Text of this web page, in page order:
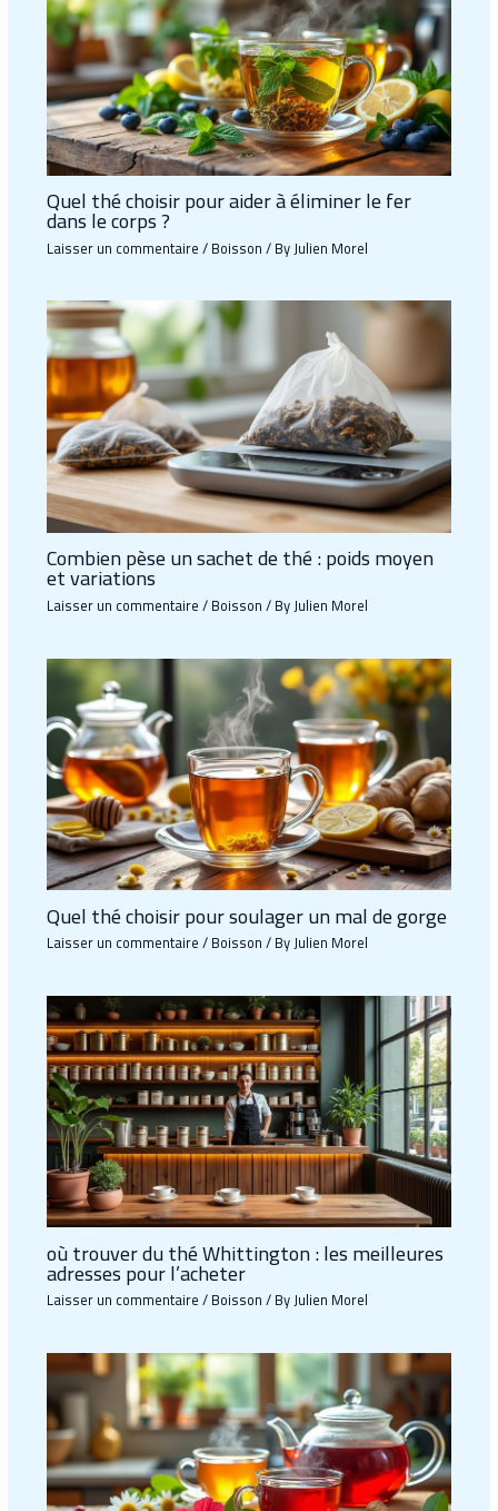
Quel thé choisir pour aider à éliminer le fer
dans le corps ?
Laisser un commentaire/Boisson/ ByJulien Morel
Combien pèse un sachet de thé : poids moyen
et variations
Laisser un commentaire/Boisson/ ByJulien Morel
Quel thé choisir pour soulager un mal de gorge
Laisser un commentaire/Boisson/ ByJulien Morel
où trouver du thé Whittington : les meilleures
adresses pour l’acheter
Laisser un commentaire/Boisson/ ByJulien Morel